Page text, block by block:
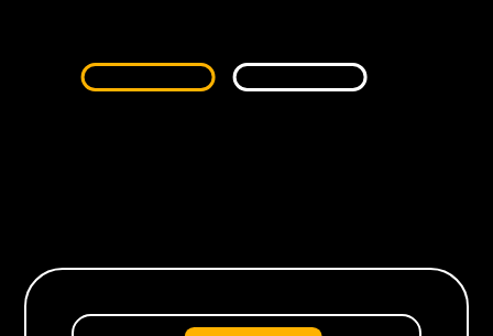
Suportes